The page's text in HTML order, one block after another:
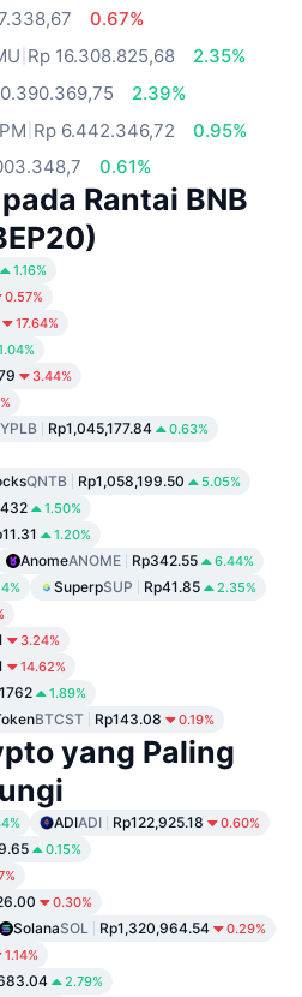
0.67%
Rp 16.308.825,68
2.35%
2.39%
Rp 6.442.346,72
0.95%
0.61%
Rantai BNB
1.16%
0.57%
17.64%
3.44%
Rp1,045,177.84 0.63%
QNTB Rp1,058,199.50 5.05%
1.50%
1.20%
AnomeANOME Rp342.55 6.44%
SuperpSUP Rp41.85 2.35%
3.24%
14.62%
1.89%
BTCST Rp143.08 0.19%
yang Paling
ADIADI Rp122,925.18 0.60%
0.15%
0.30%
SolanaSOL Rp1,320,964.54 0.29%
1.14%
2.79%